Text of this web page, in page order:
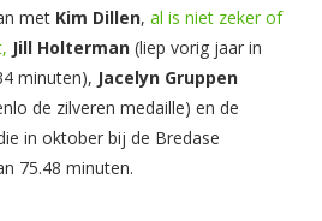
met Kim Dillen, al is niet zeker of
Jill Holterman (liep vorig jaar in
minuten), Jacelyn Gruppen
de zilveren medaille) en de
in oktober bij de Bredase
75.48 minuten.